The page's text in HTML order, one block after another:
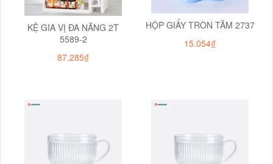
KỆ GIA VỊ ĐA NĂNG 2T
5589-2
87.285₫
HỘP GIẤY TRÒN TĂM 2737
15.054₫